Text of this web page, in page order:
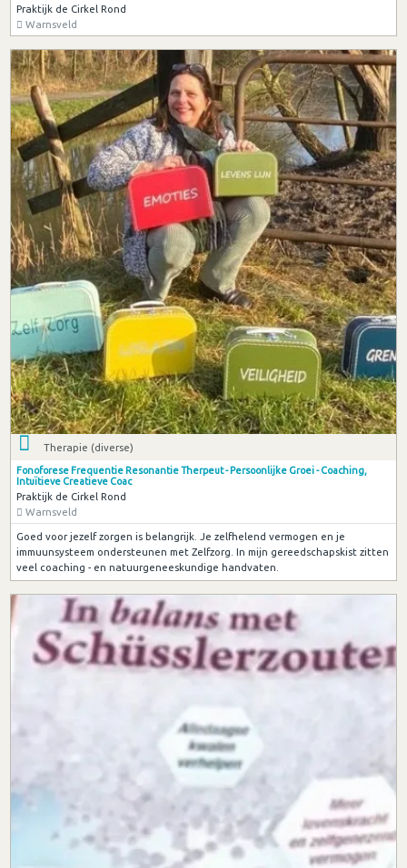
Praktijk de Cirkel Rond
Warnsveld
Therapie (diverse)
Fonoforese Frequentie Resonantie Therpeut - Persoonlijke Groei - Coaching,
Intuïtieve Creatieve Coac
Praktijk de Cirkel Rond
Warnsveld
Goed voor jezelf zorgen is belangrijk. Je zelfhelend vermogen en je
immuunsysteem ondersteunen met Zelfzorg. In mijn gereedschapskist zitten
veel coaching - en natuurgeneeskundige handvaten.